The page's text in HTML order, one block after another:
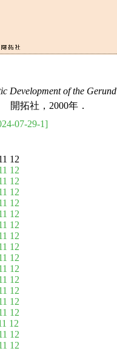
Development of the
拓社，2000年．
07-29-1]
12
12
12
12
12
12
12
12
12
12
12
12
12
12
12
12
12
12